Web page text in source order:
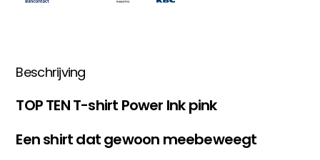
Beschrijving
TOP TEN T-shirt Power Ink pink
Een shirt dat gewoon meebeweegt